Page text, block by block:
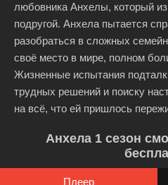
любовника Анхелы, который
подругой. Анхела пытается
разобраться в сложных
своё место в мире, полном
Жизненные испытания
трудных решений и поиску
на всё, что ей пришлось
Анхела 1 сезон
Плеер